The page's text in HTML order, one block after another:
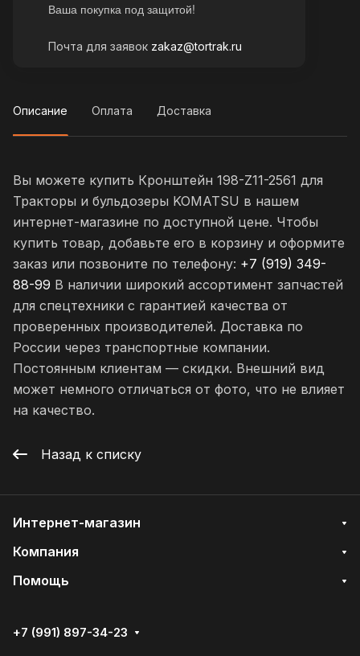
Ваша покупка под защитой!
Почта для заявок zakaz@tortrak.ru
Описание Оплата Доставка
Вы можете купить Кронштейн 198-Z11-2561 для
Тракторы и бульдозеры KOMATSU в нашем
интернет-магазине по доступной цене. Чтобы
купить товар, добавьте его в корзину и оформите
заказ или позвоните по телефону: +7 (919) 349-
88-99 В наличии широкий ассортимент запчастей
для спецтехники с гарантией качества от
проверенных производителей. Доставка по
России через транспортные компании.
Постоянным клиентам — скидки. Внешний вид
может немного отличаться от фото, что не влияет
на качество.
Назад к списку
Интернет-магазин
Компания
Помощь
+7 (991) 897-34-23